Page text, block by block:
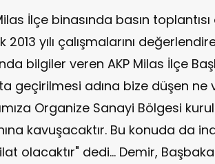
İlçe binasında basın
2013 yılı çalışmalarını
bilgiler veren AKP Milas İlçe
geçirilmesi adına bize düşen ne
Organize Sanayi Bölgesi
kavuşacaktır. Bu konuda da
olacaktır" dedi… Demir,